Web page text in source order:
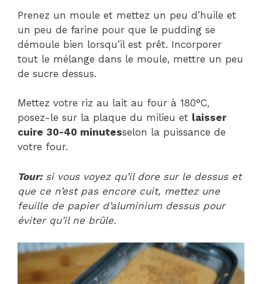
Prenez un moule et mettez un peu d’huile et
un peu de farine pour que le pudding se
démoule bien lorsqu’il est prêt. Incorporer
tout le mélange dans le moule, mettre un peu
de sucre dessus.
Mettez votre riz au lait au four à 180°C,
posez-le sur la plaque du milieu et laisser
cuire 30-40 minutesselon la puissance de
votre four.
Tour:si vous voyez qu’il dore sur le dessus et
que ce n’est pas encore cuit, mettez une
feuille de papier d’aluminium dessus pour
éviter qu’il ne brûle.